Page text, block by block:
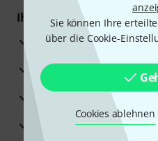
Sie können Ihre
über die Cookie-
Cookies ablehnen
Ihre Vorteile
3 Jahre Thomann Garantie
30 Tage Money-Back-
Reparaturservice
Beratung durch